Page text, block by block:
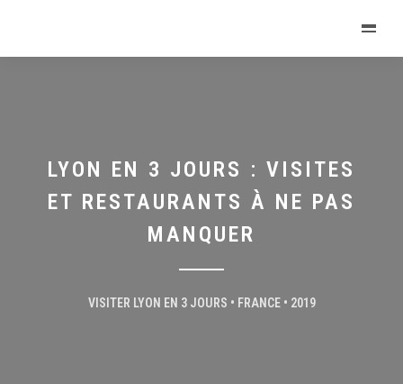
LYON EN 3 JOURS : VISITES
ET RESTAURANTS À NE PAS
MANQUER
VISITER LYON EN 3 JOURS • FRANCE • 2019